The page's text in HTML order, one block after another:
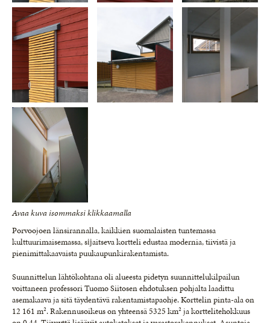
Avaa kuva isommaksi klikkaamalla
Porvoojoen länsirannalla, kaikkien suomalaisten tunte­massa
kulttuurimaisemassa, sĳaitseva kortteli edustaa modernia, tiivistä ja
pienimittakaavaista puukaupunki­rakentamista.
Suunnittelun lähtökohtana oli alueesta pidetyn suunnittelukilpailun
voittaneen professori Tuomo Siitosen ehdotuksen pohjalta laadittu
asemakaava ja sitä täydentävä rakentamistapaohje. Korttelin pinta-ala on
12 161 m². Rakennusoikeus on yhteensä 5325 km² ja korttelitehokkuus